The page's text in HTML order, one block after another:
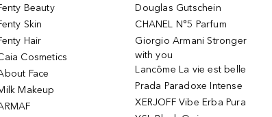
Beauty
Skin
Hair
Cosmetics
Face
Makeup
Douglas Gutschein
CHANEL N°5 Parfum
Giorgio Armani Stronger
with you
Lancôme La vie est belle
Prada Paradoxe Intense
XERJOFF Vibe Erba Pura